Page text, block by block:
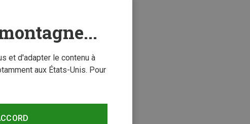
et d'adapter le contenu à
aux États-Unis. Pour